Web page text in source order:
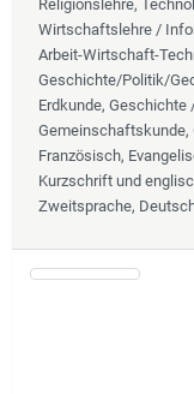
Religionslehre,
Wirtschaftslehre /
Arbeit-Wirtschaft-
Geschichte/Politik/
Erdkunde,
Gemeinschaftskunde,
Französisch,
Kurzschrift und
Zweitsprache,